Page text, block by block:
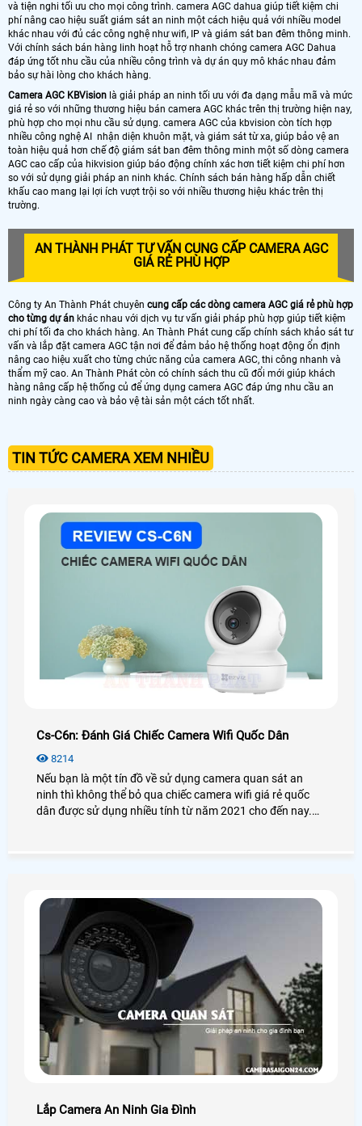
và tiện nghi tối ưu cho mọi công trình. camera AGC dahua giúp tiết kiệm chi
phí nâng cao hiệu suất giám sát an ninh một cách hiệu quả với nhiều model
khác nhau với đủ các công nghệ như wifi, IP và giám sát ban đêm thông minh.
Với chính sách bán hàng linh hoạt hỗ trợ nhanh chóng camera AGC Dahua
đáp ứng tốt nhu cầu của nhiều công trình và dự án quy mô khác nhau đảm
bảo sự hài lòng cho khách hàng.
Camera AGC KBVision là giải pháp an ninh tối ưu với đa dạng mẫu mã và mức
giá rẻ so với những thương hiệu bán camera AGC khác trên thị trường hiện nay,
phù hợp cho mọi nhu cầu sử dụng. camera AGC của kbvision còn tích hợp
nhiều công nghệ AI nhận diện khuôn mặt, và giám sát từ xa, giúp bảo vệ an
toàn hiệu quả hơn chế độ giám sát ban đêm thông minh một số dòng camera
AGC cao cấp của hikvision giúp báo động chính xác hơn tiết kiệm chi phí hơn
so với sử dụng giải pháp an ninh khác. Chính sách bán hàng hấp dẫn chiết
khấu cao mang lại lợi ích vượt trội so với nhiều thương hiệu khác trên thị
trường.
AN THÀNH PHÁT TƯ VẤN CUNG CẤP CAMERA AGC
GIÁ RẺ PHÙ HỢP
Công ty An Thành Phát chuyên cung cấp các dòng camera AGC giá rẻ phù hợp
cho từng dự án khác nhau với dịch vụ tư vấn giải pháp phù hợp giúp tiết kiệm
chi phí tối đa cho khách hàng. An Thành Phát cung cấp chính sách khảo sát tư
vấn và lắp đặt camera AGC tận nơi để đảm bảo hệ thống hoạt động ổn định
nâng cao hiệu xuất cho từng chức năng của camera AGC, thi công nhanh và
thẩm mỹ cao. An Thành Phát còn có chính sách thu cũ đổi mới giúp khách
hàng nâng cấp hệ thống củ để ứng dụng camera AGC đáp ứng nhu cầu an
ninh ngày càng cao và bảo vệ tài sản một cách tốt nhất.
TIN TỨC CAMERA XEM NHIỀU
Cs-C6n: Đánh Giá Chiếc Camera Wifi Quốc Dân
8214
Nếu bạn là một tín đồ về sử dụng camera quan sát an
ninh thì không thể bỏ qua chiếc camera wifi giá rẻ quốc
dân được sử dụng nhiều tính từ năm 2021 cho đến nay.
Lắp Camera An Ninh Gia Đình